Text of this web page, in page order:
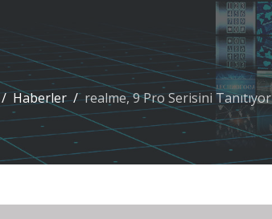
Haberler realme, 9 Pro Serisini Tanıtıyor